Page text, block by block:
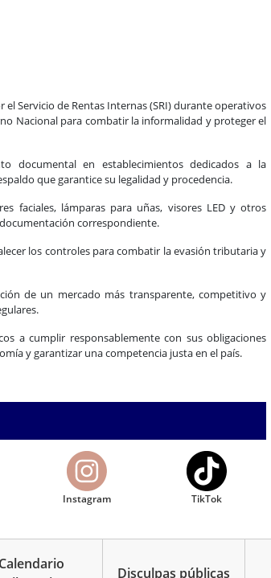
Servicio de Rentas Internas (SRI) durante operativos
Nacional para combatir la informalidad y proteger el
documental en establecimientos dedicados a la
que garantice su legalidad y procedencia.
faciales, lámparas para uñas, visores LED y otros
correspondiente.
los controles para combatir la evasión tributaria y
de un mercado más transparente, competitivo y
a cumplir responsablemente con sus obligaciones
y garantizar una competencia justa en el país.
Instagram TikTok
Calendario
Disculpas públicas